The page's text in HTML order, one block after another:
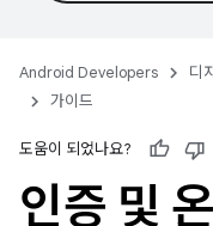
Android Developers 디
가이드
도움이 되었나요?
인증 및